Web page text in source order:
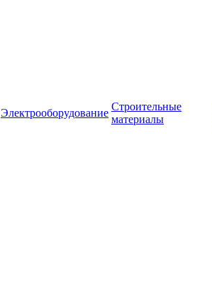
Электрооборудование
Строительные
материалы